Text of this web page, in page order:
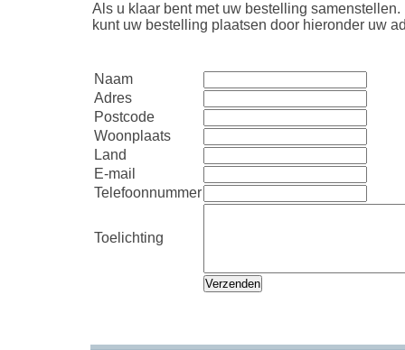
Als u klaar bent met uw bestelling samenstellen.
kunt uw bestelling plaatsen door hieronder uw
Naam
Adres
Postcode
Woonplaats
Land
E-mail
Telefoonnummer
Toelichting